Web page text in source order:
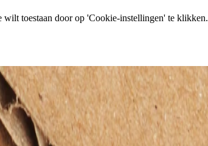
toestaan door op 'Cookie-instellingen' te klikken.